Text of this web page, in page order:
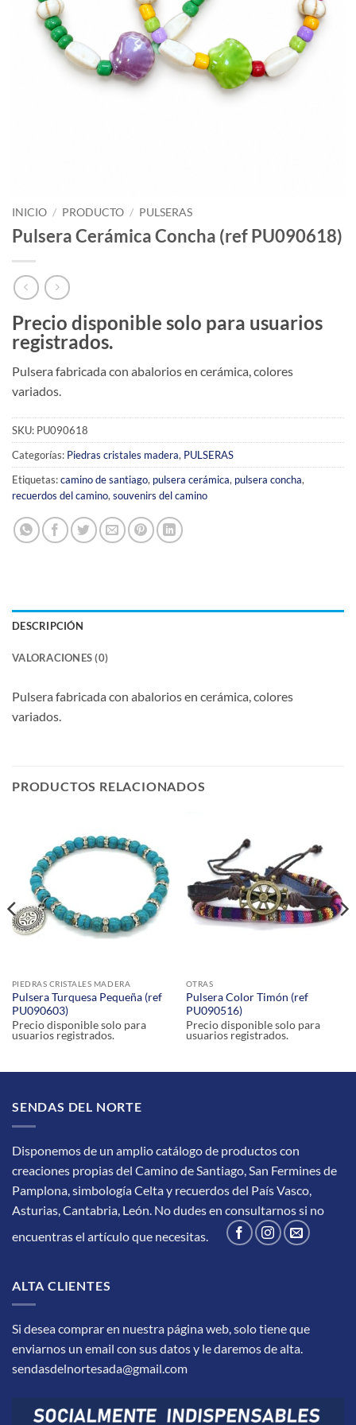
INICIO / PRODUCTO / PULSERAS
Pulsera Cerámica Concha (ref PU090618)
Precio disponible solo para usuarios
registrados.
Pulsera fabricada con abalorios en cerámica, colores
variados.
SKU: PU090618
Categorías: Piedras cristales madera, PULSERAS
Etiquetas:camino de santiago, pulsera cerámica, pulsera concha,
recuerdos del camino, souvenirs del camino
DESCRIPCIÓN
VALORACIONES (0)
Pulsera fabricada con abalorios en cerámica, colores
variados.
PRODUCTOS RELACIONADOS
PIEDRAS CRISTALES MADERA
Pulsera Turquesa Pequeña (ref
PU090603)
Precio disponible solo para
usuarios registrados.
OTRAS
Pulsera Color Timón (ref
PU090516)
Precio disponible solo para
usuarios registrados.
SENDAS DEL NORTE
Disponemos de un amplio catálogo de productos con
creaciones propias del Camino de Santiago, San Fermines de
Pamplona, simbología Celta y recuerdos del País Vasco,
Asturias, Cantabria, León. No dudes en consultarnos si no
encuentras el artículo que necesitas.
ALTA CLIENTES
Si desea comprar en nuestra página web, solo tiene que
enviarnos un email con sus datos y le daremos de alta.
sendasdelnortesada@gmail.com